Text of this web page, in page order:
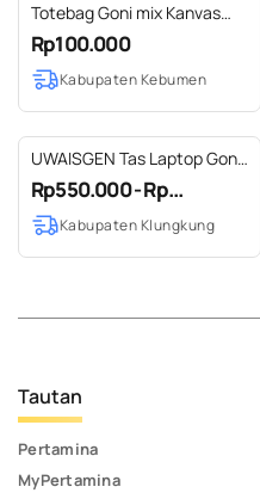
Totebag Goni mix Kanvas
motif Bunga
Rp100.000
Kabupaten Kebumen
UWAISGEN Tas Laptop Goni
Blanket Etnik Bali
Handmade Faiz Bag 14/15
inchi
Rp550.000 - Rp...
Kabupaten Klungkung
Tautan
Pertamina
MyPertamina